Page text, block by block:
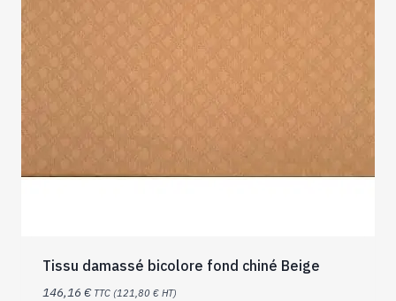
Tissu damassé bicolore fond chiné Beige
146,16 € TTC (121,80 € HT)